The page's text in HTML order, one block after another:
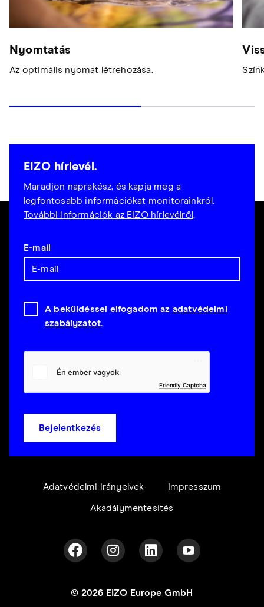
Nyomtatás
Az optimális nyomat létrehozása.
EIZO hírlevél.
Maradjon naprakész, és kapja meg a
legfontosabb információkat monitorainkról.
További információk az EIZO hírlevélről.
E-mail
A beküldéssel elfogadom az adatvédelmi
szabályzatot.
Friendly Captcha
Bejelentkezés
Adatvédelmi irányelvek Impresszum
Akadálymentesítés
© 2026 EIZO Europe GmbH